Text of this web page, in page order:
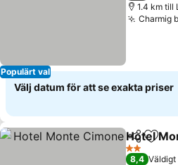
Populärt val
1.4 km till
Charmig
Välj datum för att se exakta priser
Dela
Hotel
2 Stjärnor
8,4 Väldigt